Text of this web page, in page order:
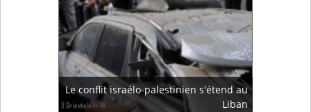
Le conflit israélo-palestinien s'étend au
Liban